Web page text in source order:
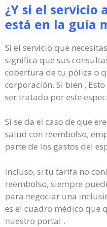
¿Y si el servicio
está en la guía
Si el servicio que
significa que sus
cobertura de tu póliza o
corporación. Si bien ,
ser tratado por este
Si se da el caso de que
salud con reembolso,
parte de los gastos del
Incluso, si tu tarifa no
reembolso, siempre
para negociar una
es el cuadro médico que
nuestro portal .